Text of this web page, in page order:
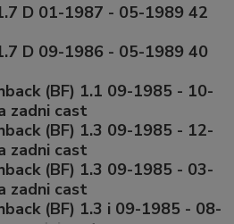
D 01-1987 - 05-1989 42
D 09-1986 - 05-1989 40
(BF) 1.1 09-1985 - 10-
zadni cast
(BF) 1.3 09-1985 - 12-
zadni cast
(BF) 1.3 09-1985 - 03-
zadni cast
(BF) 1.3 i 09-1985 - 08-